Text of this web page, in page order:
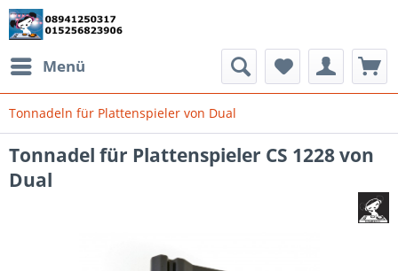
Menü
Tonnadeln für Plattenspieler von Dual
Tonnadel für Plattenspieler CS 1228 von
Dual